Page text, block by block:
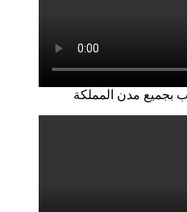
مدن المملكة